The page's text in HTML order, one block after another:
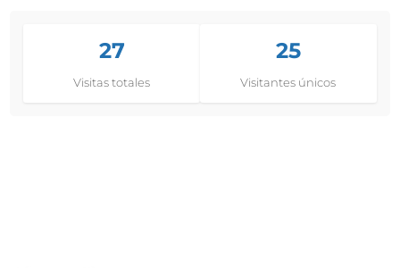
27
Visitas totales
25
Visitantes únicos